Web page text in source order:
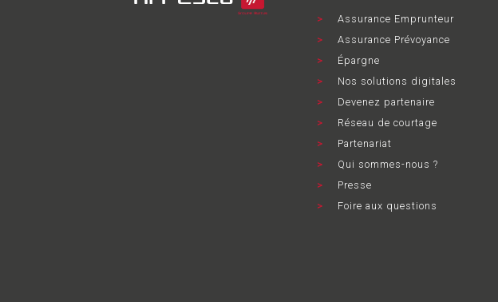
Assurance Emprunteur
Assurance Prévoyance
Épargne
Nos solutions digitales
Devenez partenaire
Réseau de courtage
Partenariat
Qui sommes-nous ?
Presse
Foire aux questions